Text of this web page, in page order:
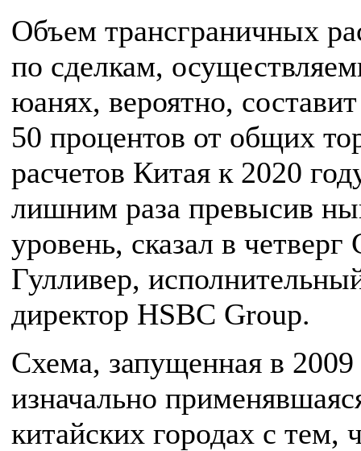
Объем трансграничных
по сделкам,
юанях, вероятно,
50 процентов от общих
расчетов Китая к 2020
лишним раза превысив
уровень, сказал в четверг
Гулливер,
директор HSBC Group.
Схема, запущенная в 2009
изначально
китайских городах с тем,